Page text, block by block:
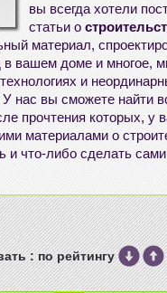
вы всегда хотели
статьи о
материал,
вашем доме и многое,
и
У нас вы сможете найти
прочтения которых, у
материалами о
и что-либосделать
: по рейтингу